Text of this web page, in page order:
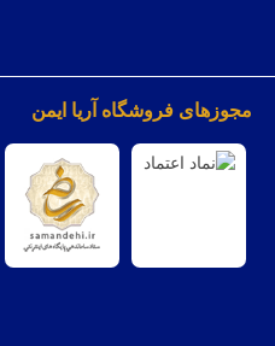
مجوزهای فروشگاه آریا ایمن